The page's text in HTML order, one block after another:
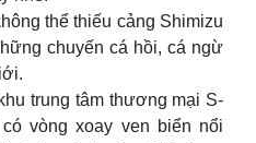
thể thiếu cảng Shimizu
chuyến cá hồi, cá ngừ
trung tâm thương mại S-
vòng xoay ven biển nổi